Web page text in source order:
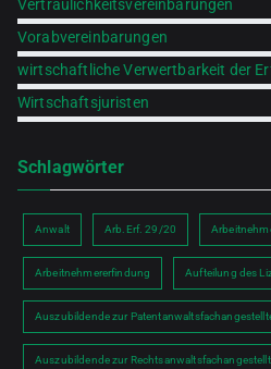
Vertraulichkeitsvereinbarungen
Vorabvereinbarungen
wirtschaftliche Verwertbarkeit der
Wirtschaftsjuristen
Schlagwörter
Anwalt Arb.Erf. 29/20
Arbeitnehmererfindung Aufteilung des
Auszubildende zur
Auszubildende zur